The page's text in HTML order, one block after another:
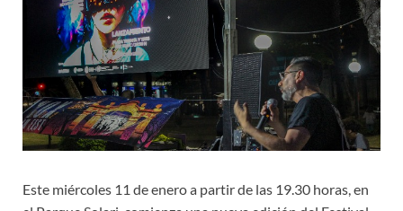
Este miércoles 11 de enero a partir de las 19.30 horas, en